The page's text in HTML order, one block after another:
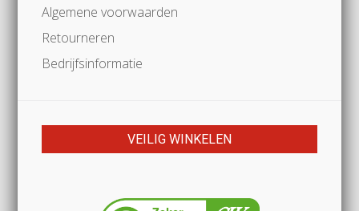
Algemene voorwaarden
Retourneren
Bedrijfsinformatie
VEILIG WINKELEN